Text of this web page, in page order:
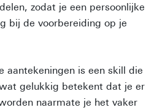
zodat je een persoonlijke
bij de voorbereiding op je
aantekeningen is een skill die
gelukkig betekent dat je er
naarmate je het vaker